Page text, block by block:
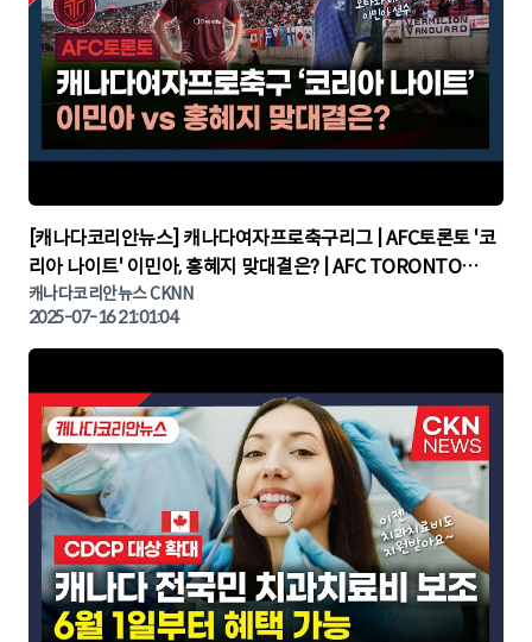
▶
[캐나다코리안뉴스] 캐나다여자프로축구리그 | AFC토론토 '코
리아 나이트' 이민아, 홍혜지 맞대결은? | AFC TORONTO
KOREA NIGHT | 캐나다뉴스 | 토론토뉴스
캐나다코리안뉴스 CKNN
2025-07-16 21:01:04